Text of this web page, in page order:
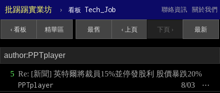
批踢踢實業坊 › 看板 Tech_Job 關於我們
聯絡資訊
‹ 看板 精華區 最舊 ‹ 上頁 下頁 › 最新
5 Re: [新聞] 英特爾將裁員15%並停發股利 股價暴跌20%
PPTplayer
⋯
8/03